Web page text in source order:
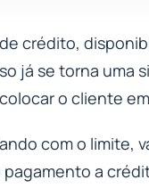
crédito,
já se torna uma
o cliente em
com o limite,
a